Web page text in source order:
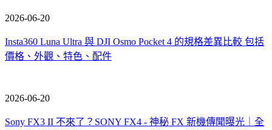
2026-06-20
Insta360 Luna Ultra 與 DJI Osmo Pocket 4 的規格差異比較 包括
價格、外觀、特色、配件
2026-06-20
Sony FX3 II 不來了？SONY FX4 - 神秘 FX 新機傳聞曝光｜全